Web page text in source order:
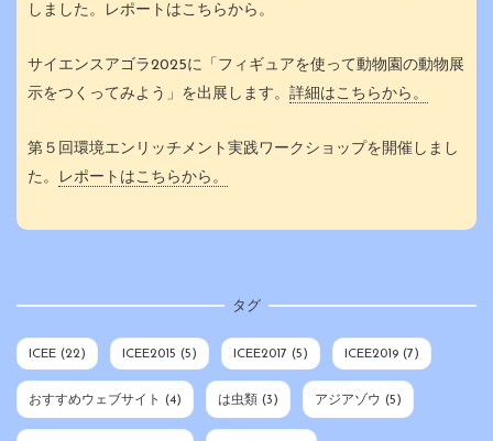
しました。レポートはこちらから。
サイエンスアゴラ2025に「フィギュアを使って動物園の動物展
示をつくってみよう」を出展します。 詳細はこちらから。
第５回環境エンリッチメント実践ワークショップを開催しまし
た。
レポートはこちらから。
タグ
ICEE (22) ICEE2015 (5) ICEE2017 (5) ICEE2019 (7)
おすすめウェブサイト (4) は虫類 (3) アジアゾウ (5)